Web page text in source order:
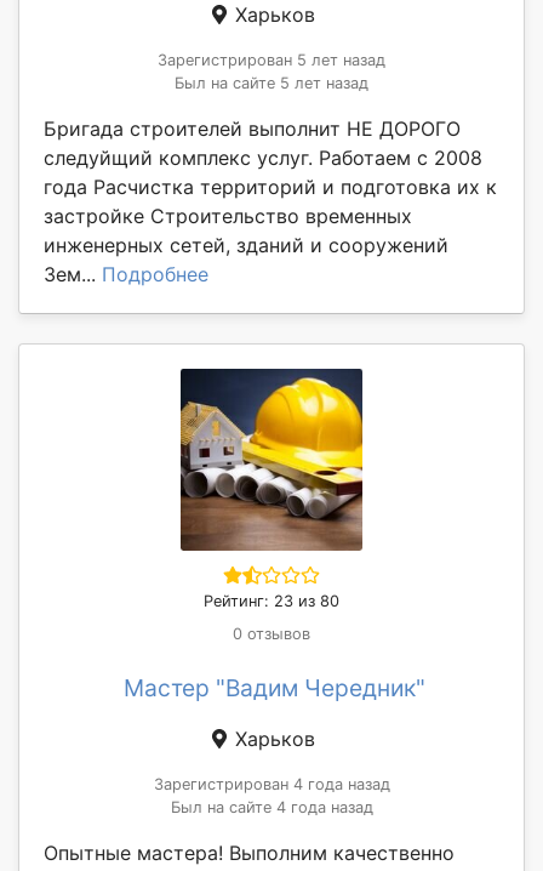
Харьков
Зарегистрирован 5 лет назад
Был на сайте 5 лет назад
Бригада строителей выполнит НЕ ДОРОГО
следуйщий комплекс услуг. Работаем с 2008
года Расчистка территорий и подготовка их к
застройке Строительство временных
инженерных сетей, зданий и сооружений
Зем... Подробнее
Рейтинг: 23 из 80
0 отзывов
Мастер "Вадим Чередник"
Харьков
Зарегистрирован 4 года назад
Был на сайте 4 года назад
Опытные мастера! Выполним качественно